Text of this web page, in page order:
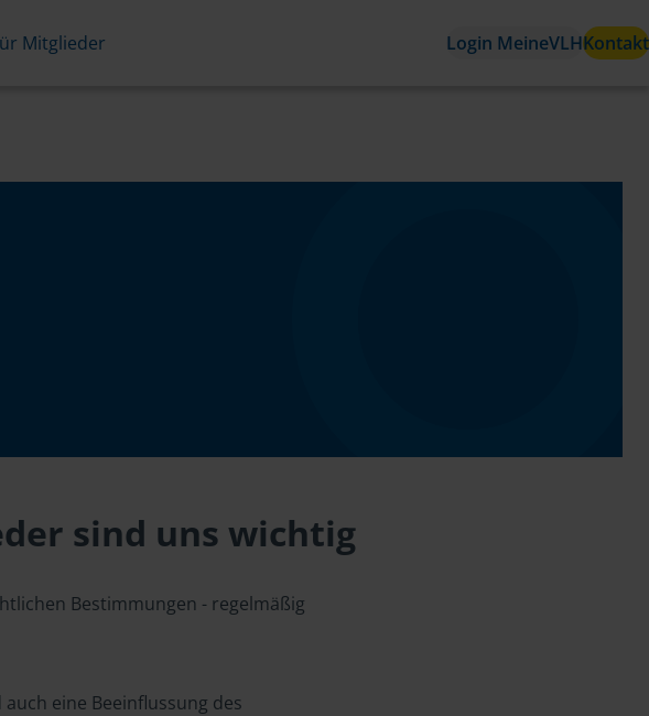
Mitglieder Login MeineVLHKontakt
sind uns wichtig
Bestimmungen - regelmäßig
eine Beeinflussung des